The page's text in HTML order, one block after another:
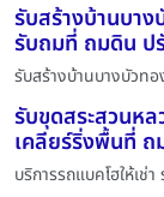
รับสร้างบ้านบาง
รับถมที่ ถมดิน ป
รับสร้างบ้านบางบัวท
รับขุดสระสวนหล
เคลียร์ริ่งพื้นที่ ถ
บริการรถแบคโฮให้เ